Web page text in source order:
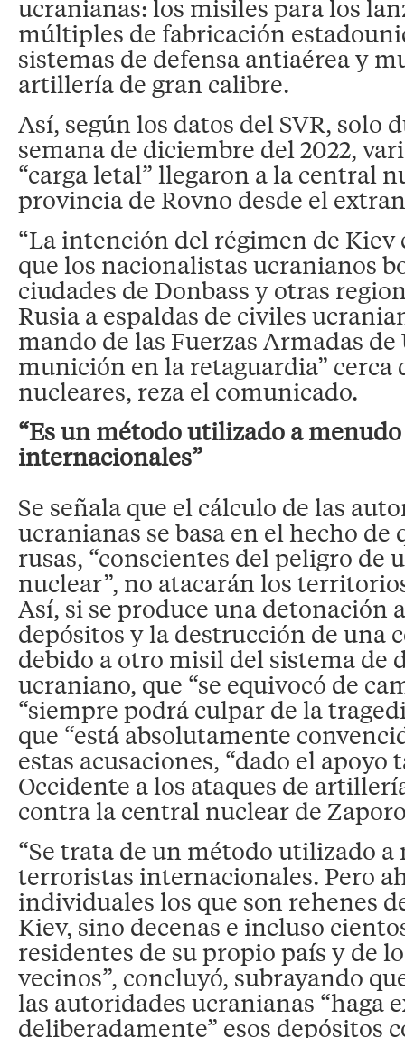
ucranianas: los misiles para los
múltiples de fabricación
sistemas de defensa antiaérea y
artillería de gran calibre.
Así, según los datos del SVR, solo
semana de diciembre del 2022,
“carga letal” llegaron a la central
provincia de Rovno desde el
“La intención del régimen de Kiev
que los nacionalistas ucranianos
ciudades de Donbass y otras
Rusia a espaldas de civiles
mando de las Fuerzas Armadas
munición en la retaguardia” cerca
nucleares, reza el comunicado.
“Es un método utilizado a
internacionales”
Se señala que el cálculo de las
ucranianas se basa en el hecho de
rusas, “conscientes del peligro de
nuclear”, no atacarán los
Así, si se produce una detonación
depósitos y la destrucción de una
debido a otro misil del sistema de
ucraniano, que “se equivocó de
“siempre podrá culpar de la
que “está absolutamente
estas acusaciones, “dado el apoyo
Occidente a los ataques de
contra la central nuclear de
“Se trata de un método utilizado
terroristas internacionales. Pero
individuales los que son rehenes
Kiev, sino decenas e incluso
residentes de su propio país y de
vecinos”, concluyó, subrayando
las autoridades ucranianas “haga
deliberadamente” esos depósitos